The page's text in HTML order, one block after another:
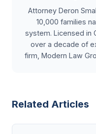
Attorney Deron
10,000 families
system. Licensed in
over a decade of
firm, Modern Law
Related Articles